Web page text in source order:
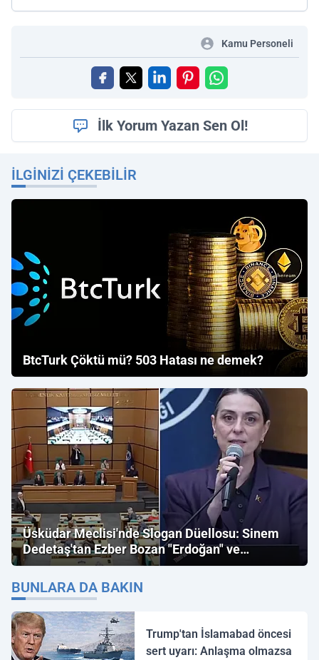
Kamu Personeli
İlk Yorum Yazan Sen Ol!
İLGINIZI ÇEKEBILIR
BtcTurk Çöktü mü? 503 Hatası ne demek?
Üsküdar Meclisi'nde Slogan Düellosu: Sinem
Dedetaş'tan Ezber Bozan "Erdoğan" ve
"İmamoğlu" Çıkışı!
BUNLARA DA BAKIN
Trump'tan İslamabad öncesi
sert uyarı: Anlaşma olmazsa